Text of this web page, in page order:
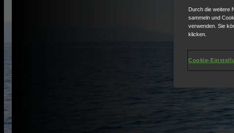
Durch die weitere
sammeln und
verwenden. Sie
klicken.
Cookie-